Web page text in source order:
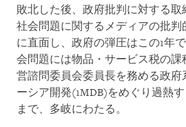
敗北した後、政府批判に対する
社会問題に関するメディアの批
に直面し、政府の弾圧はこの1年
会問題には物品・サービス税の
営諮問委員会委員長を務める政府
ーシア開発(1MDB)をめぐり過熱
まで、多岐にわたる。